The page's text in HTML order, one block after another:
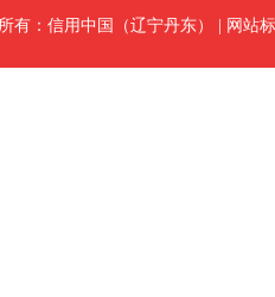
有：信用中国（辽宁丹东）
网站